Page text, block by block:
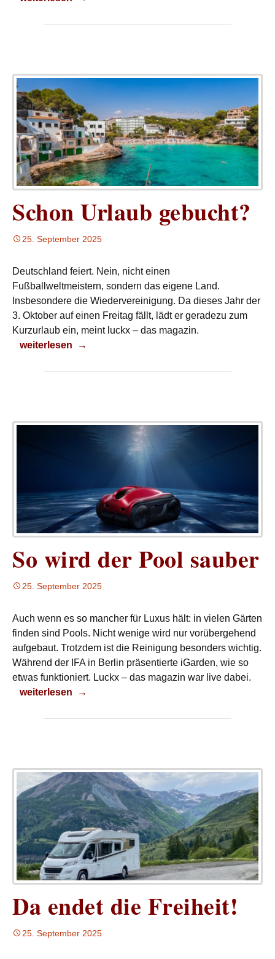
Schon Urlaub gebucht?
25. September 2025
Deutschland feiert. Nein, nicht einen
Fußballweltmeistern, sondern das eigene Land.
Insbesondere die Wiedervereinigung. Da dieses Jahr der
3. Oktober auf einen Freitag fällt, lädt er geradezu zum
Kurzurlaub ein, meint luckx – das magazin.
Schon Urlaub gebucht?
weiterlesen →
So wird der Pool sauber
25. September 2025
Auch wenn es so mancher für Luxus hält: in vielen Gärten
finden sind Pools. Nicht wenige wird nur vorübergehend
aufgebaut. Trotzdem ist die Reinigung besonders wichtig.
Während der IFA in Berlin präsentierte iGarden, wie so
etwas funktioniert. Luckx – das magazin war live dabei.
So wird der Pool sauber
weiterlesen →
Da endet die Freiheit!
25. September 2025